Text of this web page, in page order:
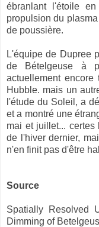
ébranlant l'étoile
propulsion du
de poussière.
L'équipe de Dupree
de Bételgeuse à
actuellement
Hubble. mais un
l'étude du Soleil, a
et a montré une
mai et juillet...
de l'hiver dernier,
n'en finit pas d'être
Source
Spatially Resolved
Dimming of